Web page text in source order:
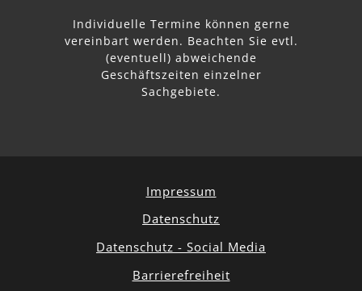
Individuelle Termine können gerne
vereinbart werden. Beachten Sie evtl.
abweichende
Geschäftszeiten einzelner
Sachgebiete.
Impressum
Datenschutz
Datenschutz - Social Media
Barrierefreiheit